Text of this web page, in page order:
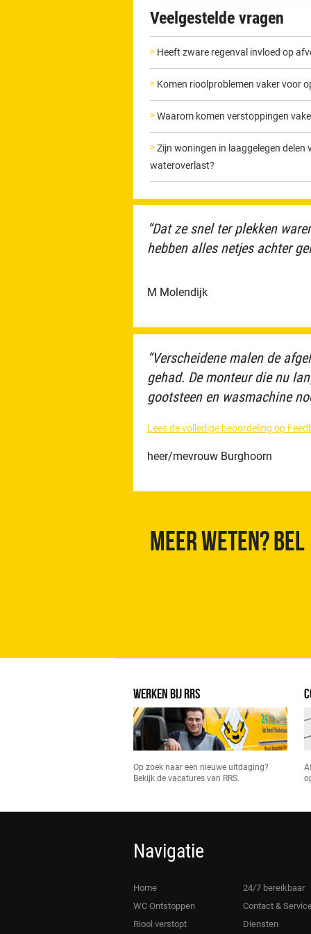
Veelgestelde vragen
Heeft zware regenval invloed op
Komen rioolproblemen vaker voor
Waarom komen verstoppingen
Zijn woningen in laaggelegen
wateroverlast?
“Dat ze snel ter plekken
hebben alles netjes achter
M Molendijk
“Verscheidene malen de
gehad. De monteur die nu
gootsteen en wasmachine
Lees de volledige beoordeling op
heer/mevrouw Burghoorn
Meer weten? Bel
WERKEN BIJ RRS
Op zoek naar een nieuwe uitdaging?
Bekijk de vacatures van RRS.
Navigatie
Home
WC Ontstoppen
Riool verstopt
24/7 bereikbaar
Contact &
Diensten